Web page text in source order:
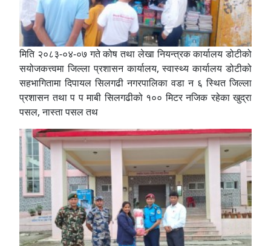
मिति २०८३-०४-०७ गते कोष तथा लेखा नियन्त्रक कार्यालय डोटीको
सयोजकत्त्वमा जिल्ला प्रशासन कार्यालय, स्वास्थ्य कार्यालय डोटीको
सहभागितामा दिपायल सिलगढी नगरपालिका वडा न ६ स्थित जिल्ला
प्रशासन तथा प प माबी सिलगढीको १०० मिटर नजिक रहेका खुद्रा
पसल, नास्ता पसल तथ